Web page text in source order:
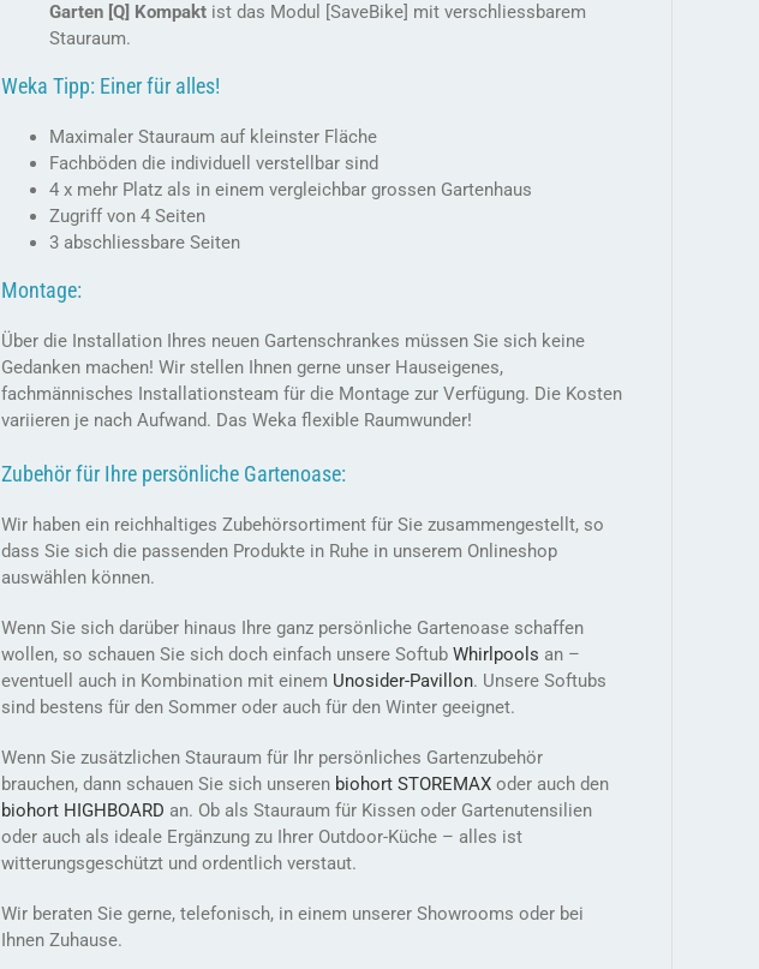
Garten [Q] Kompaktist das Modul [SaveBike] mit verschliessbarem
Stauraum.
Weka Tipp: Einer für alles!
Maximaler Stauraum auf kleinster Fläche
Fachböden die individuell verstellbar sind
4 x mehr Platz als in einem vergleichbar grossen Gartenhaus
Zugriff von 4 Seiten
3 abschliessbare Seiten
Montage:
Über die Installation Ihres neuen Gartenschrankes müssen Sie sich keine
Gedanken machen! Wir stellen Ihnen gerne unser Hauseigenes,
fachmännisches Installationsteam für die Montage zur Verfügung. Die Kosten
variieren je nach Aufwand. Das Weka flexible Raumwunder!
Zubehör für Ihre persönliche Gartenoase:
Wir haben ein reichhaltiges Zubehörsortiment für Sie zusammengestellt, so
dass Sie sich die passenden Produkte in Ruhe in unserem Onlineshop
auswählen können.
Wenn Sie sich darüber hinaus Ihre ganz persönliche Gartenoase schaffen
wollen, so schauen Sie sich doch einfach unsere Softub Whirlpools an –
eventuell auch in Kombination mit einem Unosider-Pavillon. Unsere Softubs
sind bestens für den Sommer oder auch für den Winter geeignet.
Wenn Sie zusätzlichen Stauraum für Ihr persönliches Gartenzubehör
brauchen, dann schauen Sie sich unseren biohort STOREMAXoder auch den
biohort HIGHBOARD an. Ob als Stauraum für Kissen oder Gartenutensilien
oder auch als ideale Ergänzung zu Ihrer Outdoor-Küche – alles ist
witterungsgeschützt und ordentlich verstaut.
Wir beraten Sie gerne, telefonisch, in einem unserer Showrooms oder bei
Ihnen Zuhause.